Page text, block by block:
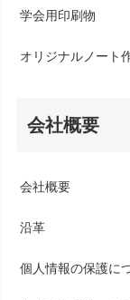
学会用印刷物
オリジナルノート
会社概要
会社概要
沿革
個人情報の保護に